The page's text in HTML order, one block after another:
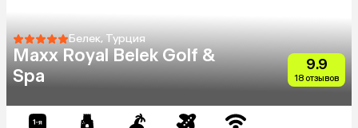
Белек, Турция
Maxx Royal Belek Golf &
Spa
9.9
18 отзывов